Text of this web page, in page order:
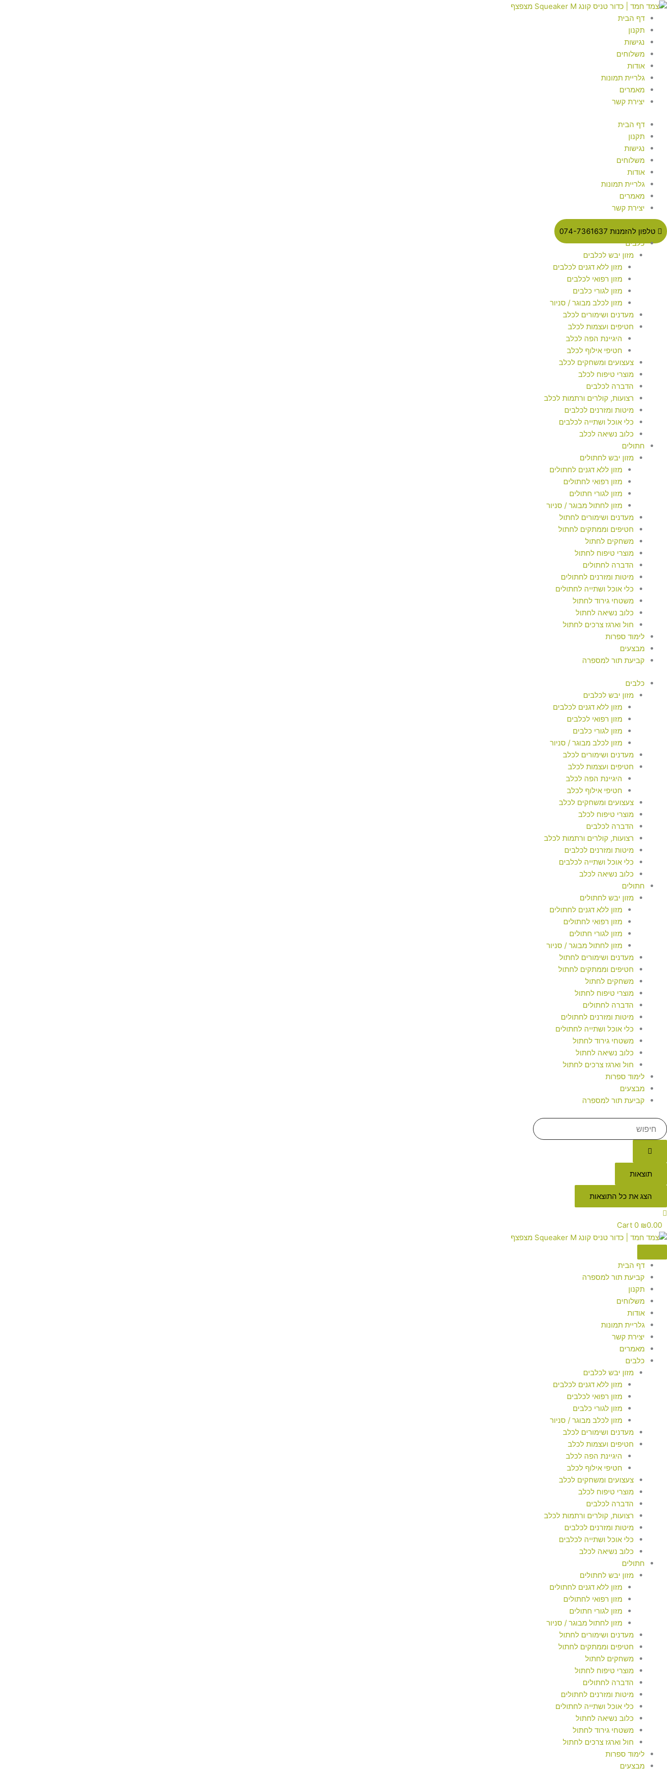
דילוג
לתוכן
דף הבית
תקנון
נגישות
משלוחים
אודות
גלריית תמונות
מאמרים
יצירת קשר
דף הבית
תקנון
נגישות
משלוחים
אודות
גלריית תמונות
מאמרים
יצירת קשר
טלפון להזמנות 074-7361637
כלבים
מזון יבש לכלבים
מזון ללא דגנים לכלבים
מזון רפואי לכלבים
מזון לגורי כלבים
מזון לכלב מבוגר / סניור
מעדנים ושימורים לכלב
חטיפים ועצמות לכלב
היגיינת הפה לכלב
חטיפי אילוף לכלב
צעצועים ומשחקים לכלב
מוצרי טיפוח לכלב
הדברה לכלבים
רצועות, קולרים ורתמות לכלב
מיטות ומזרנים לכלבים
כלי אוכל ושתייה לכלבים
כלוב נשיאה לכלב
חתולים
מזון יבש לחתולים
מזון ללא דגנים לחתולים
מזון רפואי לחתולים
מזון לגורי חתולים
מזון לחתול מבוגר / סניור
מעדנים ושימורים לחתול
חטיפים וממתקים לחתול
משחקים לחתול
מוצרי טיפוח לחתול
הדברה לחתולים
מיטות ומזרנים לחתולים
כלי אוכל ושתייה לחתולים
משטחי גירוד לחתול
כלוב נשיאה לחתול
חול וארגז צרכים לחתול
לימוד ספרות
מבצעים
קביעת תור למספרה
כלבים
מזון יבש לכלבים
מזון ללא דגנים לכלבים
מזון רפואי לכלבים
מזון לגורי כלבים
מזון לכלב מבוגר / סניור
מעדנים ושימורים לכלב
חטיפים ועצמות לכלב
היגיינת הפה לכלב
חטיפי אילוף לכלב
צעצועים ומשחקים לכלב
מוצרי טיפוח לכלב
הדברה לכלבים
רצועות, קולרים ורתמות לכלב
מיטות ומזרנים לכלבים
כלי אוכל ושתייה לכלבים
כלוב נשיאה לכלב
חתולים
מזון יבש לחתולים
מזון ללא דגנים לחתולים
מזון רפואי לחתולים
מזון לגורי חתולים
מזון לחתול מבוגר / סניור
מעדנים ושימורים לחתול
חטיפים וממתקים לחתול
משחקים לחתול
מוצרי טיפוח לחתול
הדברה לחתולים
מיטות ומזרנים לחתולים
כלי אוכל ושתייה לחתולים
משטחי גירוד לחתול
כלוב נשיאה לחתול
חול וארגז צרכים לחתול
לימוד ספרות
מבצעים
קביעת תור למספרה
Search
תוצאות
הצג את כל התוצאות
₪0.00
0
Cart
דף הבית
קביעת תור למספרה
תקנון
משלוחים
אודות
גלריית תמונות
יצירת קשר
מאמרים
כלבים
מזון יבש לכלבים
מזון ללא דגנים לכלבים
מזון רפואי לכלבים
מזון לגורי כלבים
מזון לכלב מבוגר / סניור
מעדנים ושימורים לכלב
חטיפים ועצמות לכלב
היגיינת הפה לכלב
חטיפי אילוף לכלב
צעצועים ומשחקים לכלב
מוצרי טיפוח לכלב
הדברה לכלבים
רצועות, קולרים ורתמות לכלב
מיטות ומזרנים לכלבים
כלי אוכל ושתייה לכלבים
כלוב נשיאה לכלב
חתולים
מזון יבש לחתולים
מזון ללא דגנים לחתולים
מזון רפואי לחתולים
מזון לגורי חתולים
מזון לחתול מבוגר / סניור
מעדנים ושימורים לחתול
חטיפים וממתקים לחתול
משחקים לחתול
מוצרי טיפוח לחתול
הדברה לחתולים
מיטות ומזרנים לחתולים
כלי אוכל ושתייה לחתולים
כלוב נשיאה לחתול
משטחי גירוד לחתול
חול וארגז צרכים לחתול
לימוד ספרות
מבצעים
Search
כמות
טניס
Squeaker
מצפצף